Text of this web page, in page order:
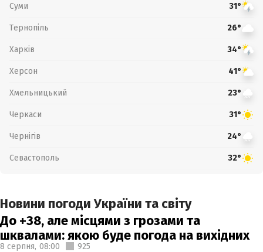
Суми 31°
Тернопіль 26°
Харків 34°
Херсон 41°
Хмельницький 23°
Черкаси 31°
Чернігів 24°
Севастополь 32°
Новини погоди України та світу
До +38, але місцями з грозами та
шквалами: якою буде погода на вихідних
8 серпня, 08:00 925